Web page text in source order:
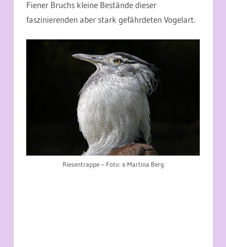
Fiener Bruchs kleine Bestände dieser
faszinierenden aber stark gefährdeten Vogelart.
Riesentrappe – Foto: © Martina Berg